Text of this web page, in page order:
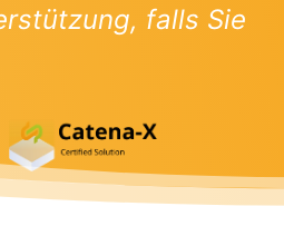
falls Sie